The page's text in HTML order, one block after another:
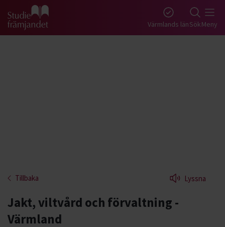
Gå till studiefrämjandets startsida Värmlands länSökMeny
Tillbaka Lyssna
Jakt, viltvård och förvaltning -
Värmland